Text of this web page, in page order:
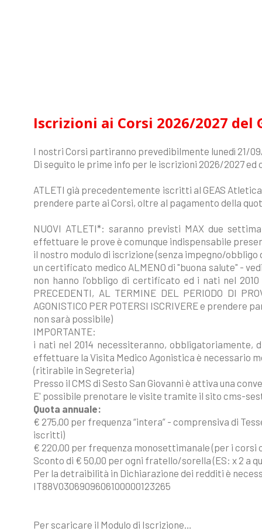
Iscrizioni ai Corsi 2026/2027 del
I nostri Corsi partiranno prevedibilmente lunedì 21/
Di seguito le prime info per le iscrizioni 2026/2027
ATLETI già precedentemente iscritti al GEAS
prendere parte ai Corsi, oltre al pagamento della
NUOVI ATLETI*: saranno previsti MAX due
effettuare le prove è comunque indispensabile
il nostro modulo di iscrizione (senza impegno/
un certificato medico ALMENO di "buona salute" -
non hanno l'obbligo di certificato ed i nati nel 2010
PRECEDENTI, AL TERMINE DEL PERIODO DI
AGONISTICO PER POTERSI ISCRIVERE e
non sarà possibile)
IMPORTANTE:
i nati nel 2014 necessiteranno, obbligatoriamente,
effettuare la Visita Medico Agonistica è necessario
(ritirabile in Segreteria)
Presso il CMS di Sesto San Giovanni è attiva una
E' possibile prenotare le visite tramite il sito cms-
Quota annuale:
€ 275,00 per frequenza “intera” - comprensiva di
iscritti)
€ 220,00 per frequenza monosettimanale (per i corsi
Sconto di € 50,00 per ogni fratello/sorella (ES: x 2 a
Per la detraibilità in Dichiarazione dei redditi è
IT88V0306909606100000123265
Per scaricare il Modulo di Iscrizione…